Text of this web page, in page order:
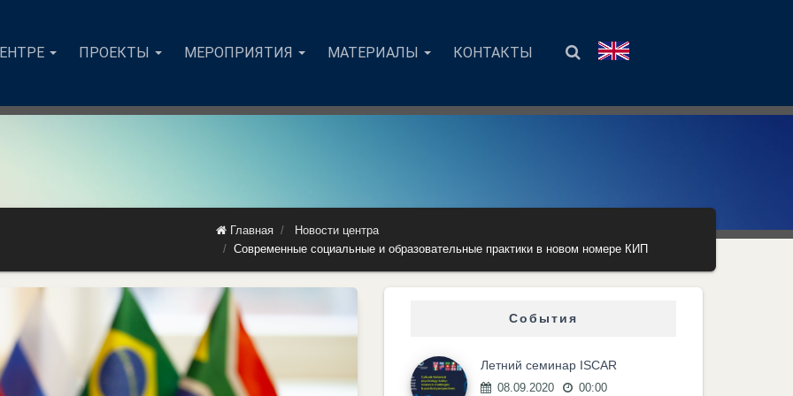
ПРОЕКТЫ МЕРОПРИЯТИЯ МАТЕРИАЛЫ КОНТАКТЫ
Главная
Новости центра
Современные социальные и образовательные практики в новом номере КИП
События
Летний семинар ISCAR
08.09.2020 00:00